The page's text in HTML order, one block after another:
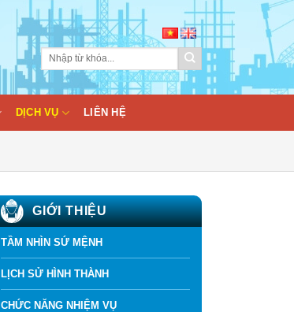
DỊCH VỤ LIÊN HỆ
GIỚI THIỆU
TẦM NHÌN SỨ MỆNH
LỊCH SỬ HÌNH THÀNH
CHỨC NĂNG NHIỆM VỤ